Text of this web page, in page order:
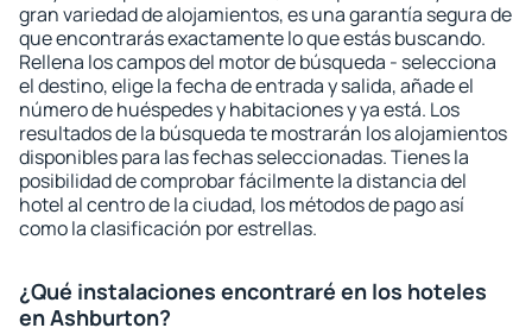
gran variedad de alojamientos, es una garantía segura de
que encontrarás exactamente lo que estás buscando.
Rellena los campos del motor de búsqueda - selecciona
el destino, elige la fecha de entrada y salida, añade el
número de huéspedes y habitaciones y ya está. Los
resultados de la búsqueda te mostrarán los alojamientos
disponibles para las fechas seleccionadas. Tienes la
posibilidad de comprobar fácilmente la distancia del
hotel al centro de la ciudad, los métodos de pago así
como la clasificación por estrellas.
¿Qué instalaciones encontraré en los hoteles
en Ashburton?